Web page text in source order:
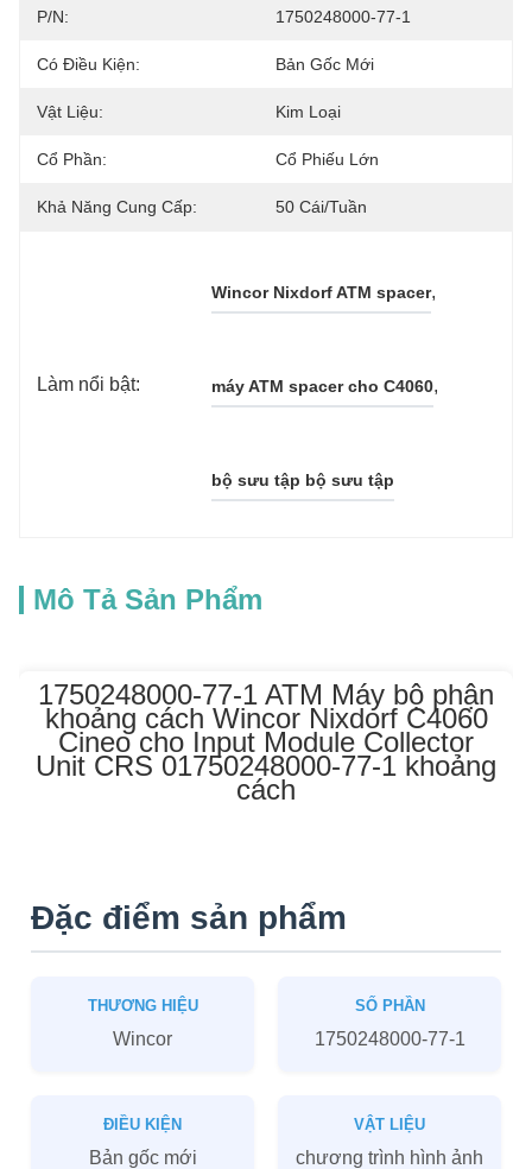
P/N: 1750248000-77-1
Có Điều Kiện: Bản Gốc Mới
Vật Liệu: Kim Loại
Cổ Phần: Cổ Phiếu Lớn
Khả Năng Cung Cấp: 50 Cái/tuần
Làm nổi bật:
Wincor Nixdorf ATM spacer,
máy ATM spacer cho C4060,
bộ sưu tập bộ sưu tập
Mô Tả Sản Phẩm
1750248000-77-1 ATM Máy bộ phận
khoảng cách Wincor Nixdorf C4060
Cineo cho Input Module Collector
Unit CRS 01750248000-77-1 khoảng
cách
Đặc điểm sản phẩm
THƯƠNG HIỆU
Wincor
SỐ PHẦN
1750248000-77-1
ĐIỀU KIỆN
Bản gốc mới
VẬT LIỆU
chương trình hình ảnh